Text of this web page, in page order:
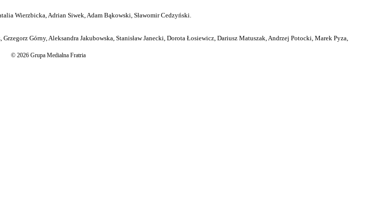
Wierzbicka, Adrian Siwek, Adam Bąkowski, Sławomir Cedzyński.
Górny, Aleksandra Jakubowska, Stanisław Janecki, Dorota Łosiewicz, Dariusz Matuszak, Andrzej Potocki, Marek Pyza,
© 2026 Grupa Medialna Fratria